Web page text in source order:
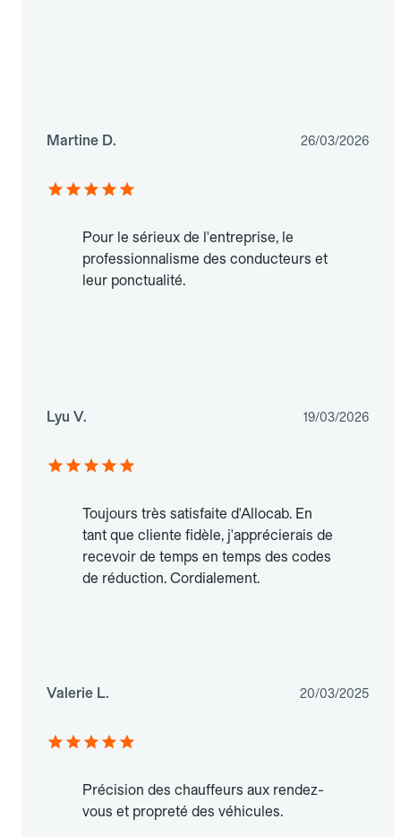
Martine D. 26/03/2026
Pour le sérieux de l'entreprise, le
professionnalisme des conducteurs et
leur ponctualité.
Lyu V. 19/03/2026
Toujours très satisfaite d'Allocab. En
tant que cliente fidèle, j'apprécierais de
recevoir de temps en temps des codes
de réduction. Cordialement.
Valerie L. 20/03/2025
Précision des chauffeurs aux rendez-
vous et propreté des véhicules.